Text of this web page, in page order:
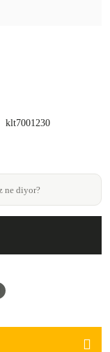
klt7001230
ne diyor?